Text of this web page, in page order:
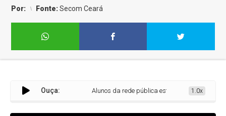
Por:
Fonte:Secom Ceará
Ouça: Alunos da rede pública estadual conseguem
1.0x